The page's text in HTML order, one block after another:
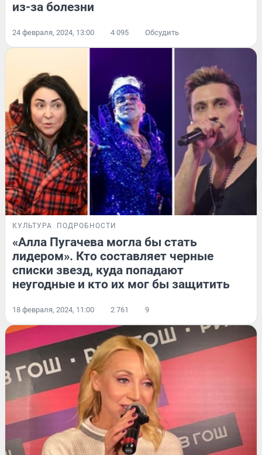
из-за болезни
24 февраля, 2024, 13:00 4 095 Обсудить
КУЛЬТУРА ПОДРОБНОСТИ
«Алла Пугачева могла бы стать
лидером». Кто составляет черные
списки звезд, куда попадают
неугодные и кто их мог бы защитить
18 февраля, 2024, 11:00 2 761 9